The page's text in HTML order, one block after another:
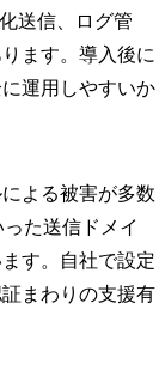
送信、ログ管
ます。導入後に
運用しやすいか
よる被害が多数
た送信ドメイ
す。自社で設定
まわりの支援有